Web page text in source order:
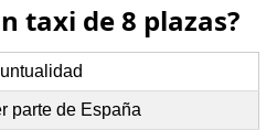
taxi de 8 plazas?
parte de España